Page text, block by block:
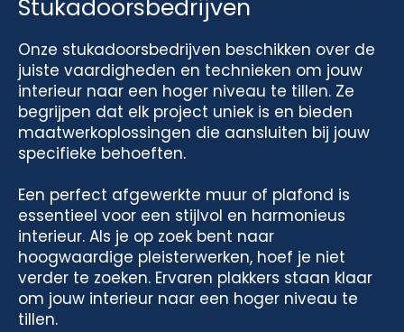
Stukadoorsbedrijven
Onze stukadoorsbedrijven beschikken over de
juiste vaardigheden en technieken om jouw
interieur naar een hoger niveau te tillen. Ze
begrijpen dat elk project uniek is en bieden
maatwerkoplossingen die aansluiten bij jouw
specifieke behoeften.
Een perfect afgewerkte muur of plafond is
essentieel voor een stijlvol en harmonieus
interieur. Als je op zoek bent naar
hoogwaardige pleisterwerken, hoef je niet
verder te zoeken. Ervaren plakkers staan klaar
om jouw interieur naar een hoger niveau te
tillen.